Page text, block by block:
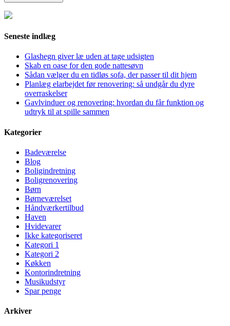
Seneste indlæg
Glashegn giver læ uden at tage udsigten
Skab en oase for den gode nattesøvn
Sådan vælger du en tidløs sofa, der passer til dit hjem
Planlæg elarbejdet før renovering: så undgår du dyre
overraskelser
Gavlvinduer og renovering: hvordan du får funktion og
udtryk til at spille sammen
Kategorier
Badeværelse
Blog
Boligindretning
Boligrenovering
Børn
Børneværelset
Håndværkertilbud
Haven
Hvidevarer
Ikke kategoriseret
Kategori 1
Kategori 2
Køkken
Kontorindretning
Musikudstyr
Spar penge
Arkiver